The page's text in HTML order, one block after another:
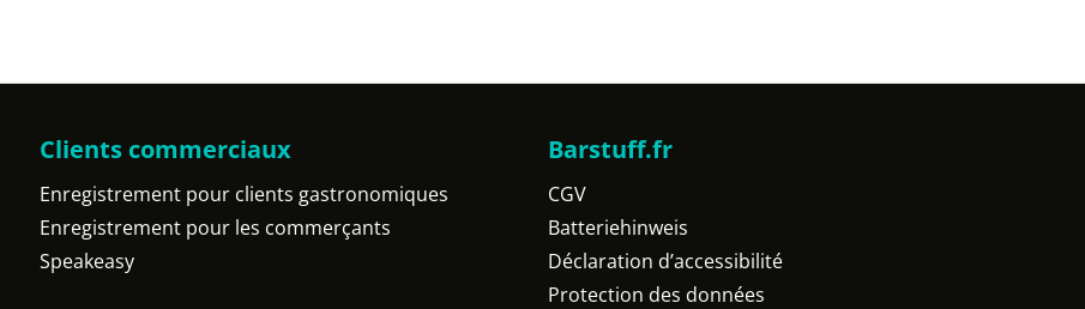
Clients commerciaux
Enregistrement pour clients gastronomiques
Enregistrement pour les commerçants
Speakeasy
Barstuff.fr
CGV
Batteriehinweis
Déclaration d’accessibilité
Protection des données